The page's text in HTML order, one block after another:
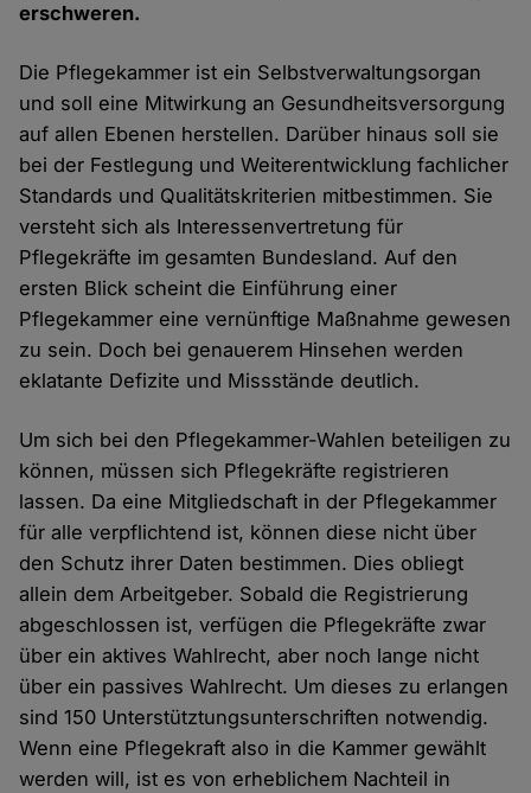
erschweren.
Die Pflegekammer ist ein Selbstverwaltungsorgan
und soll eine Mitwirkung an Gesundheitsversorgung
auf allen Ebenen herstellen. Darüber hinaus soll sie
bei der Festlegung und Weiterentwicklung fachlicher
Standards und Qualitätskriterien mitbestimmen. Sie
versteht sich als Interessenvertretung für
Pflegekräfte im gesamten Bundesland. Auf den
ersten Blick scheint die Einführung einer
Pflegekammer eine vernünftige Maßnahme gewesen
zu sein. Doch bei genauerem Hinsehen werden
eklatante Defizite und Missstände deutlich.
Um sich bei den Pflegekammer-Wahlen beteiligen zu
können, müssen sich Pflegekräfte registrieren
lassen. Da eine Mitgliedschaft in der Pflegekammer
für alle verpflichtend ist, können diese nicht über
den Schutz ihrer Daten bestimmen. Dies obliegt
allein dem Arbeitgeber. Sobald die Registrierung
abgeschlossen ist, verfügen die Pflegekräfte zwar
über ein aktives Wahlrecht, aber noch lange nicht
über ein passives Wahlrecht. Um dieses zu erlangen
sind 150 Unterstütztungsunterschriften notwendig.
Wenn eine Pflegekraft also in die Kammer gewählt
werden will, ist es von erheblichem Nachteil in